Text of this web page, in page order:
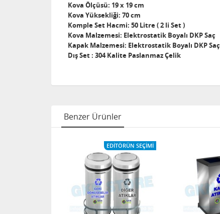
Kova Ölçüsü: 19 x 19 cm
Kova Yüksekliği: 70 cm
Komple Set Hacmi: 50 Litre ( 2 li Set )
Kova Malzemesi: Elektrostatik Boyalı DKP Saç
Kapak Malzemesi: Elektrostatik Boyalı DKP Saç
Dış Set : 304 Kalite Paslanmaz Çelik
Benzer Ürünler
EDITÖRÜN SEÇIMI